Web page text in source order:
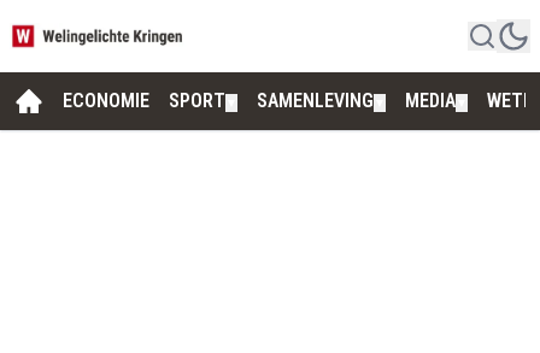
ECONOMIE SPORT SAMENLEVING MEDIA